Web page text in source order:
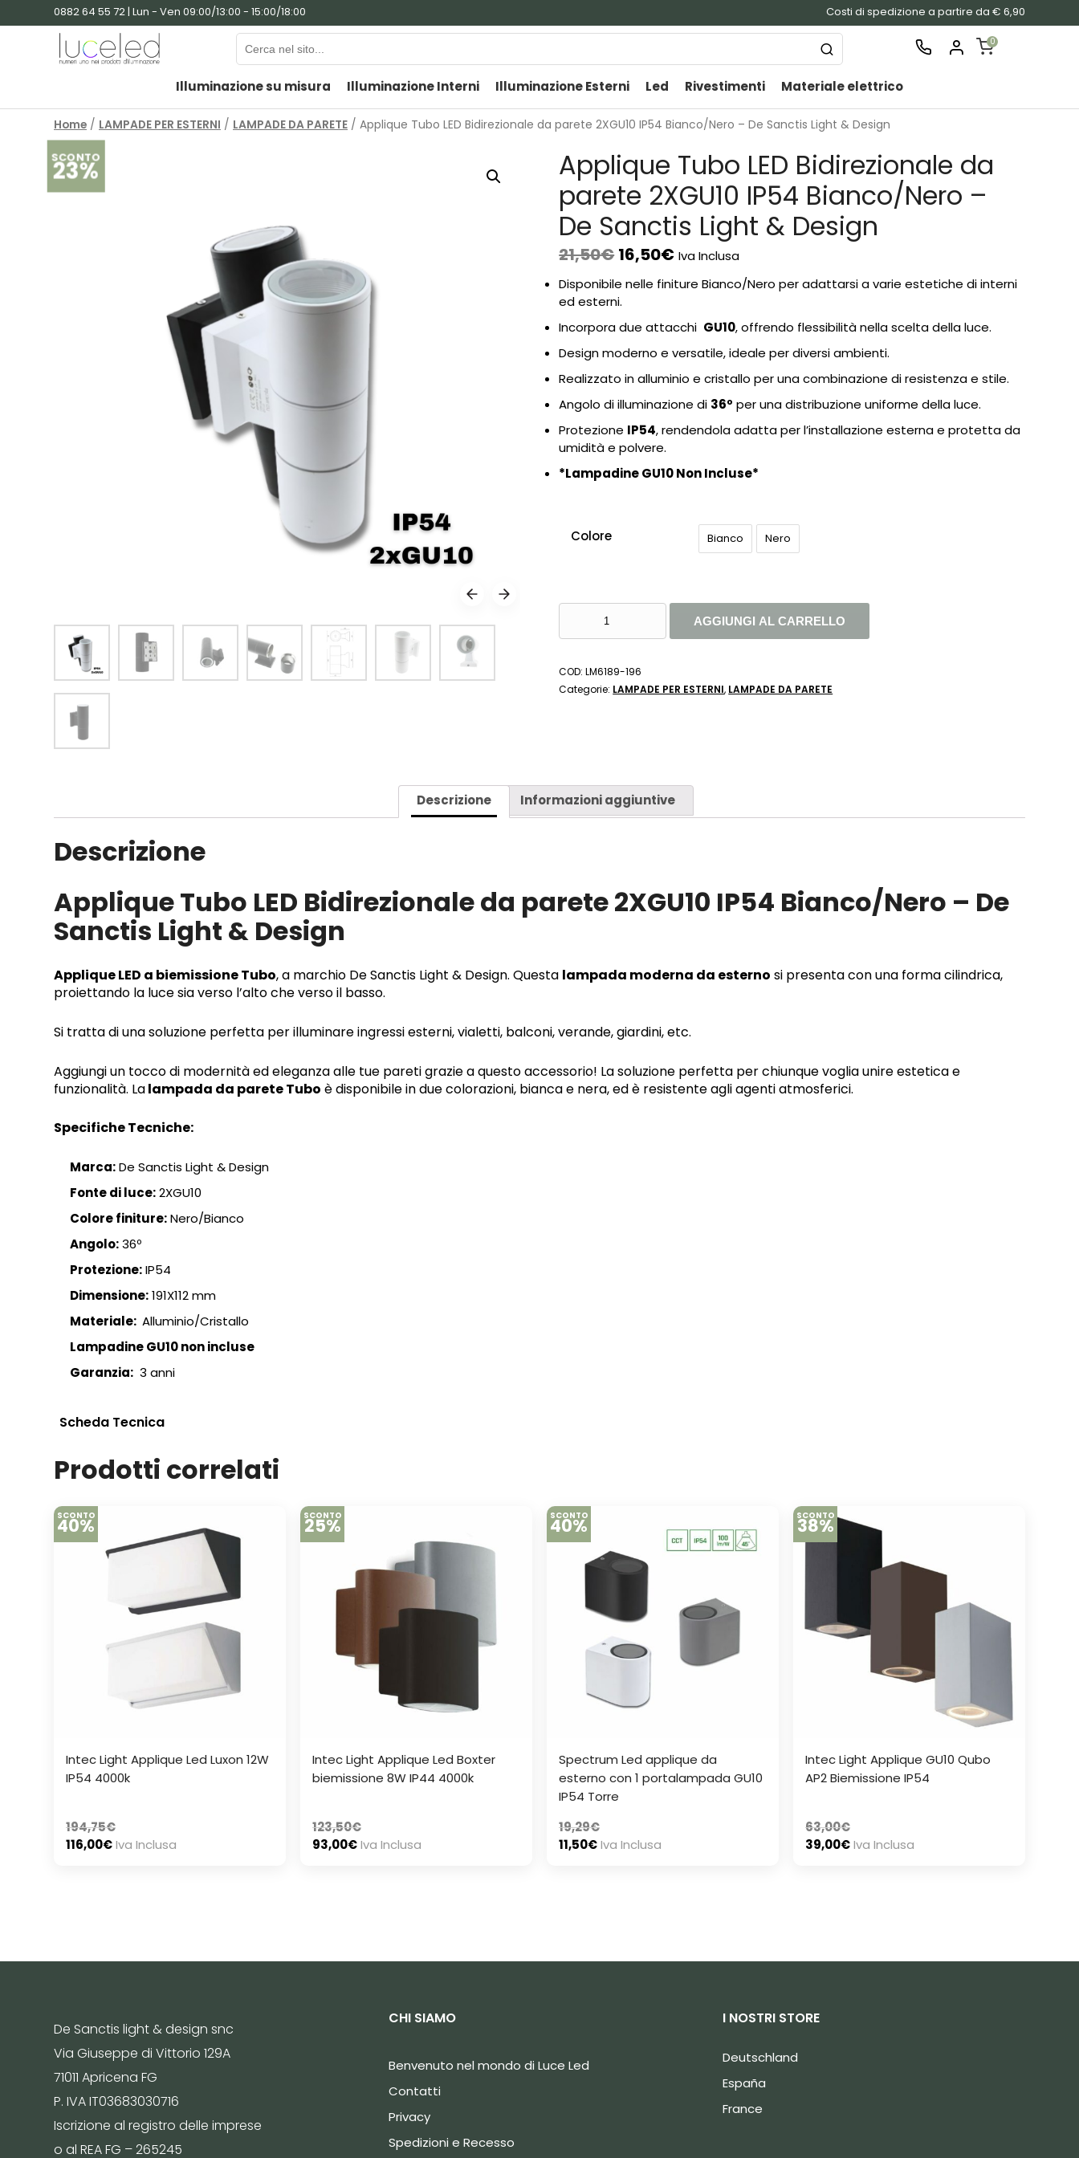
0882 64 55 72 | Lun - Ven 09:00/13:00 - 15:00/18:00 Costi di spedizione a partire da € 6,90
0
CART
Illuminazione su misura Illuminazione Interni Illuminazione Esterni Led Rivestimenti Materiale elettrico
Home / LAMPADE PER ESTERNI / LAMPADE DA PARETE / Applique Tubo LED Bidirezionale da parete 2XGU10 IP54 Bianco/Nero – De Sanctis Light & Design
SCONTO
23%
Applique Tubo LED Bidirezionale da
parete 2XGU10 IP54 Bianco/Nero –
De Sanctis Light & Design
21,50€ 16,50€ Iva Inclusa
Disponibile nelle finiture Bianco/Nero per adattarsi a varie estetiche di interni
ed esterni.
Incorpora due attacchi GU10, offrendo flessibilità nella scelta della luce.
Design moderno e versatile, ideale per diversi ambienti.
Realizzato in alluminio e cristallo per una combinazione di resistenza e stile.
Angolo di illuminazione di 36º per una distribuzione uniforme della luce.
Protezione IP54, rendendola adatta per l’installazione esterna e protetta da
umidità e polvere.
*Lampadine GU10 Non Incluse*
Colore Bianco Nero
BIDIREZIONALE
DA
PARETE
DE
SANCTIS
LIGHT
AGGIUNGI AL CARRELLO
COD:LM6189-196
Categorie: LAMPADE PER ESTERNI, LAMPADE DA PARETE
Descrizione Informazioni aggiuntive
Descrizione
Applique Tubo LED Bidirezionale da parete 2XGU10 IP54 Bianco/Nero – De
Sanctis Light & Design
Applique LED a biemissione Tubo, a marchio De Sanctis Light & Design. Questa lampada moderna da esterno si presenta con una forma cilindrica,
proiettando la luce sia verso l’alto che verso il basso.
Si tratta di una soluzione perfetta per illuminare ingressi esterni, vialetti, balconi, verande, giardini, etc.
Aggiungi un tocco di modernità ed eleganza alle tue pareti grazie a questo accessorio! La soluzione perfetta per chiunque voglia unire estetica e
funzionalità. Lalampada da parete Tubo è disponibile in due colorazioni, bianca e nera, ed è resistente agli agenti atmosferici.
Specifiche Tecniche:
Marca:De Sanctis Light & Design
Fonte di luce:2XGU10
Colore finiture:Nero/Bianco
Angolo:36º
Protezione:IP54
Dimensione:191X112 mm
Materiale: Alluminio/Cristallo
Lampadine GU10 non incluse
Garanzia: 3 anni
Scheda Tecnica
Prodotti correlati
SCONTO
40%
Intec Light Applique Led Luxon 12W
IP54 4000k
194,75€
116,00€Iva Inclusa
SCONTO
25%
Intec Light Applique Led Boxter
biemissione 8W IP44 4000k
123,50€
93,00€Iva Inclusa
SCONTO
40%
Spectrum Led applique da
esterno con 1 portalampada GU10
IP54 Torre
19,29€
11,50€Iva Inclusa
SCONTO
38%
Intec Light Applique GU10 Qubo
AP2 Biemissione IP54
63,00€
39,00€Iva Inclusa
De Sanctis light & design snc
Via Giuseppe di Vittorio 129A
71011 Apricena FG
P. IVA IT03683030716
Iscrizione al registro delle imprese
o al REA FG – 265245
CHI SIAMO
Benvenuto nel mondo di Luce Led
Contatti
Privacy
Spedizioni e Recesso
I NOSTRI STORE
Deutschland
España
France